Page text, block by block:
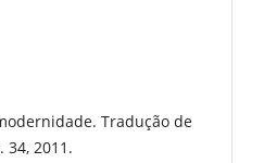
Tradução de
34, 2011.